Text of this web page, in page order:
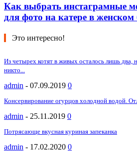
Как выбрать инстаграмные
для фото на катере в женском
Это интересно!
Из четырех котят в живых осталось лишь два,
никто...
admin - 07.09.2019 0
Консервирование огурцов холодной водой.
admin - 25.11.2019 0
Потрясающе вкусная куриная запеканка
admin - 17.02.2020 0